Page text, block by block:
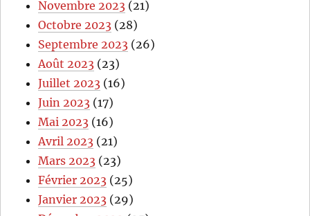
Novembre 2023 (21)
Octobre 2023 (28)
Septembre 2023 (26)
Août 2023 (23)
Juillet 2023 (16)
Juin 2023 (17)
Mai 2023 (16)
Avril 2023 (21)
Mars 2023 (23)
Février 2023 (25)
Janvier 2023 (29)